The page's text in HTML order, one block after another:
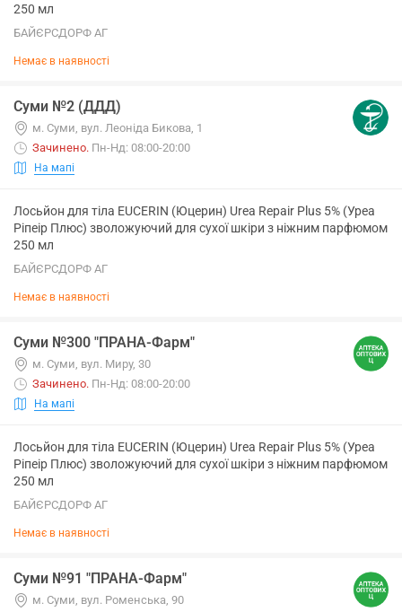
250 мл
БАЙЄРСДОРФ АГ
Немає в наявності
Суми №2 (ДДД)
м. Суми, вул. Леоніда Бикова, 1
Зачинено. Пн-Нд: 08:00-20:00
На мапі
Лосьйон для тіла EUCERIN (Юцерин) Urea Repair Plus 5% (Уреа
Ріпеір Плюс) зволожуючий для сухої шкіри з ніжним парфюмом
250 мл
БАЙЄРСДОРФ АГ
Немає в наявності
Суми №300 "ПРАНА-Фарм"
м. Суми, вул. Миру, 30
Зачинено. Пн-Нд: 08:00-20:00
На мапі
Лосьйон для тіла EUCERIN (Юцерин) Urea Repair Plus 5% (Уреа
Ріпеір Плюс) зволожуючий для сухої шкіри з ніжним парфюмом
250 мл
БАЙЄРСДОРФ АГ
Немає в наявності
Суми №91 "ПРАНА-Фарм"
м. Суми, вул. Роменська, 90